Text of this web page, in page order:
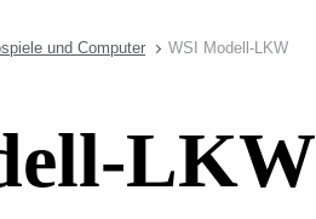
und Computer WSI Modell-LKW
LKW